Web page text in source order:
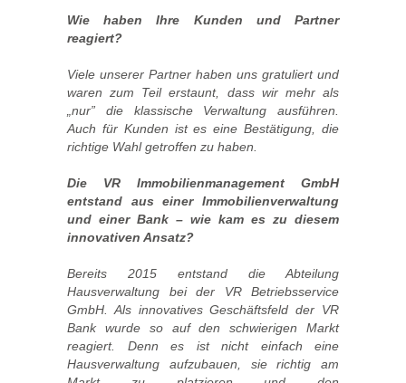
Wie haben Ihre Kunden und Partner
reagiert?
Viele unserer Partner haben uns gratuliert und
waren zum Teil erstaunt, dass wir mehr als
„nur” die klassische Verwaltung ausführen.
Auch für Kunden ist es eine Bestätigung, die
richtige Wahl getroffen zu haben.
Die VR Immobilienmanagement GmbH
entstand aus einer Immobilienverwaltung
und einer Bank – wie kam es zu diesem
innovativen Ansatz?
Bereits 2015 entstand die Abteilung
Hausverwaltung bei der VR Betriebsservice
GmbH. Als innovatives Geschäftsfeld der VR
Bank wurde so auf den schwierigen Markt
reagiert. Denn es ist nicht einfach eine
Hausverwaltung aufzubauen, sie richtig am